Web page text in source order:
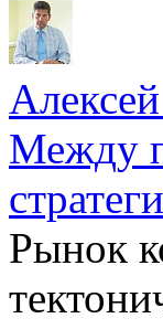
Между
Рынок